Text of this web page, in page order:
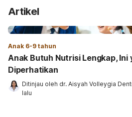
Artikel
Anak 6-9 tahun
Anak Butuh Nutrisi Lengkap, Ini
Diperhatikan
Ditinjau oleh dr. Aisyah Volleygia
lalu